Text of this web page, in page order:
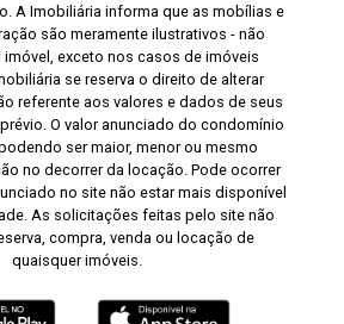
A Imobiliária informa que as mobílias e
são meramente ilustrativos - não
exceto nos casos de imóveis
se reserva o direito de alterar
referente aos valores e dados de seus
O valor anunciado do condomínio
ser maior, menor ou mesmo
no decorrer da locação. Pode ocorrer
no site não estar mais disponível
As solicitações feitas pelo site não
compra, venda ou locação de
quaisquer imóveis.